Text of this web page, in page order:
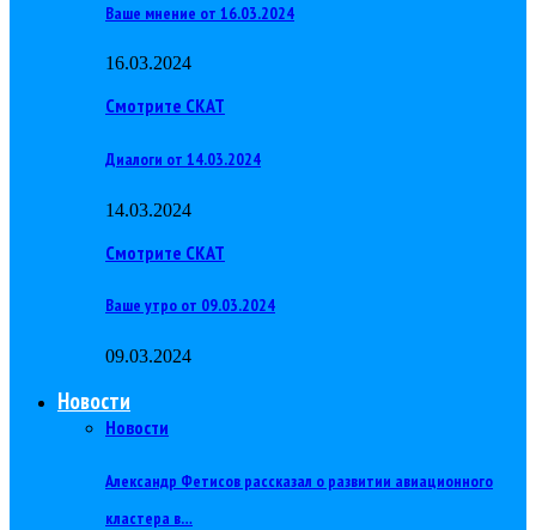
Ваше мнение от 16.03.2024
16.03.2024
Смотрите СКАТ
Диалоги от 14.03.2024
14.03.2024
Смотрите СКАТ
Ваше утро от 09.03.2024
09.03.2024
Новости
Новости
Александр Фетисов рассказал о развитии авиационного
кластера в…